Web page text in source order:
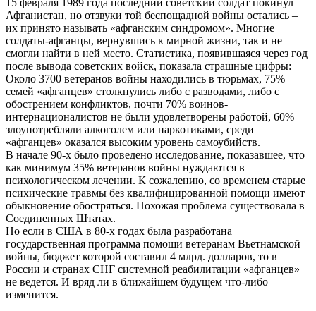
Афганистан, но отзвуки той беспощадной войны остались –
их принято называть «афганским синдромом». Многие
солдаты-афганцы, вернувшись к мирной жизни, так и не
смогли найти в ней место. Статистика, появившаяся через год
после вывода советских войск, показала страшные цифры:
Около 3700 ветеранов войны находились в тюрьмах, 75%
семей «афганцев» столкнулись либо с разводами, либо с
обострением конфликтов, почти 70% воинов-
интернационалистов не были удовлетворены работой, 60%
злоупотребляли алкоголем или наркотиками, среди
«афганцев» оказался высоким уровень самоубийств.
В начале 90-х было проведено исследование, показавшее, что
как минимум 35% ветеранов войны нуждаются в
психологическом лечении. К сожалению, со временем старые
психические травмы без квалифицированной помощи имеют
обыкновение обостряться. Похожая проблема существовала в
Соединенных Штатах.
Но если в США в 80-х годах была разработана
государственная программа помощи ветеранам Вьетнамской
войны, бюджет которой составил 4 млрд. долларов, то в
России и странах СНГ системной реабилитации «афганцев»
не ведется. И вряд ли в ближайшем будущем что-либо
изменится.